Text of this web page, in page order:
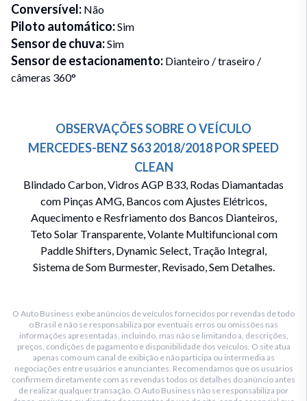
Conversível: Não
Piloto automático:Sim
Sensor de chuva:Sim
Sensor de estacionamento: Dianteiro / traseiro /
câmeras 360°
OBSERVAÇÕES SOBRE O VEÍCULO
MERCEDES-BENZS632018/2018PORSPEED
CLEAN
Blindado Carbon, Vidros AGP B33, Rodas Diamantadas
com Pinças AMG, Bancos com Ajustes Elétricos,
Aquecimento e Resfriamento dos Bancos Dianteiros,
Teto Solar Transparente, Volante Multifuncional com
Paddle Shifters, Dynamic Select, Tração Integral,
Sistema de Som Burmester, Revisado, Sem Detalhes.
O Auto Business exibe anúncios de veículos fornecidos por revendas de todo
o Brasil e não se responsabiliza por eventuais erros ou omissões nas
informações apresentadas, incluindo, mas não se limitando a, descrições,
preços, condições de pagamento e disponibilidade dos veículos. O site atua
apenas como um canal de exibição e não participa ou intermedia as
negociações entre usuários e anunciantes. Recomendamos que os usuários
confirmem diretamente com as revendas todos os detalhes do anúncio antes
de realizar qualquer transação. O Auto Business não se responsabiliza por